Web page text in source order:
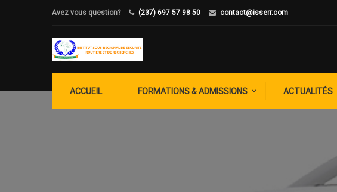
Avez vous question? (237) 697 57 98 50 contact@isserr.com
ACCUEIL FORMATIONS & ADMISSIONS ACTUALITÉS